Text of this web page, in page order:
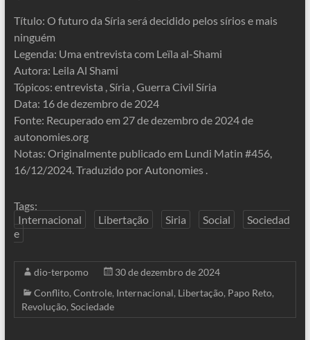
Título: O futuro da Síria será decidido pelos sírios e mais
ninguém
Legenda: Uma entrevista com Leïla al-Shami
Autora: Leila Al Shami
Tópicos: entrevista , Síria , Guerra Civil Síria
Data: 16 de dezembro de 2024
Fonte: Recuperado em 27 de dezembro de 2024 de
autonomies.org
Notas: Originalmente publicado em Lundi Matin #456,
16/12/2024. Traduzido por Autonomies .
Tags:
Internacional
Libertação Siria Social
Sociedad
e
dio-terpomo
30 de dezembro de 2024
Conflito, Controle, Internacional, Libertação, Papo Reto,
Revolução, Sociedade